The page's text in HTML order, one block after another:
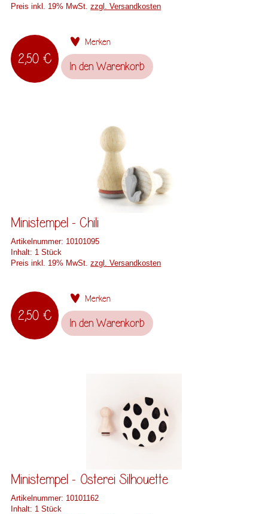
Preis inkl. 19% MwSt.zzgl. Versandkosten
2,50 €
Merken
In den Warenkorb
Ministempel - Chili
Artikelnummer: 10101095
Inhalt: 1 Stück
Preis inkl. 19% MwSt.zzgl. Versandkosten
2,50 €
Merken
In den Warenkorb
Ministempel - Osterei Silhouette
Artikelnummer: 10101162
Inhalt: 1 Stück